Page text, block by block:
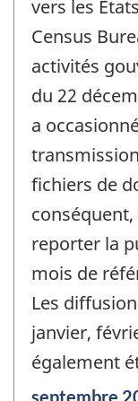
vers les
Census
activités
du 22
a
fichiers de
reporter la
mois de
Les
janvier,
également
Période
septembre